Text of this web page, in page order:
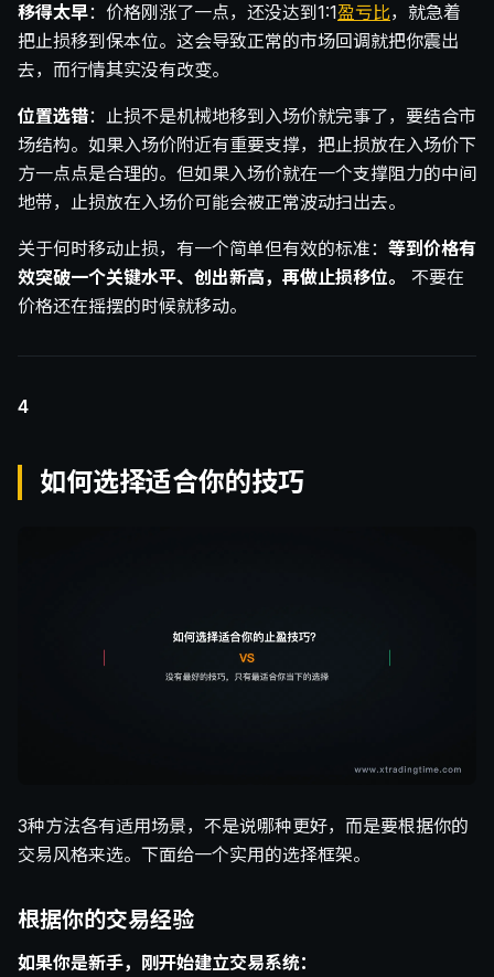
移得太早：价格刚涨了一点，还没达到1:1盈亏比，就急着
把止损移到保本位。这会导致正常的市场回调就把你震出
去，而行情其实没有改变。
位置选错：止损不是机械地移到入场价就完事了，要结合市
场结构。如果入场价附近有重要支撑，把止损放在入场价下
方一点点是合理的。但如果入场价就在一个支撑阻力的中间
地带，止损放在入场价可能会被正常波动扫出去。
关于何时移动止损，有一个简单但有效的标准： 等到价格有
效突破一个关键水平、创出新高，再做止损移位。
不要在
价格还在摇摆的时候就移动。
4
如何选择适合你的技巧
3种方法各有适用场景，不是说哪种更好，而是要根据你的
交易风格来选。下面给一个实用的选择框架。
根据你的交易经验
如果你是新手，刚开始建立交易系统：